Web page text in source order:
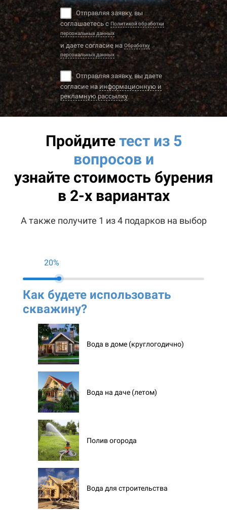
Отправляя заявку, вы
соглашаетесь с Политикой обработки
персональных данных
и даете согласие на Обработку
персональных данных
Отправляя заявку, вы даете
согласие наинформационную и
рекламную рассылку
Пройдитетест из 5
вопросов и
узнайте стоимость бурения
в 2-х вариантах
А также получите 1 из 4 подарков на выбор
20%
Как будете использовать
скважину?
Вода в доме (круглогодично)
Вода на даче (летом)
Полив огорода
Вода для строительства